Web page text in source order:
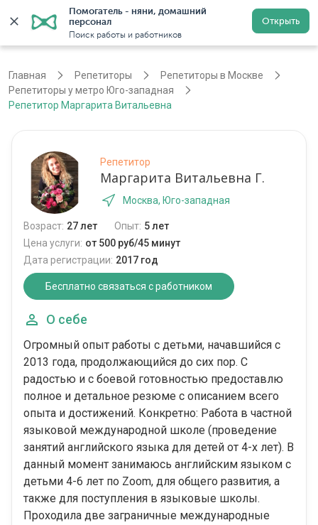
Помогатель - няни, домашний
персонал
Поиск работы и работников
Открыть
Регистрация
Главная Репетиторы
Репетиторы в Москве
Репетиторы у метро Юго-западная
Репетитор Маргарита Витальевна
Репетитор
Маргарита Витальевна Г.
Москва, Юго-западная
Возраст: 27 лет Опыт: 5 лет
Цена услуги: от 500 руб/45 минут
Дата регистрации: 2017 год
Бесплатно связаться с работником
О себе
Огромный опыт работы с детьми, начавшийся с
2013 года, продолжающийся до сих пор. С
радостью и с боевой готовностью предоставлю
полное и детальное резюме с описанием всего
опыта и достижений. Конкретно: Работа в частной
языковой международной школе (проведение
занятий английского языка для детей от 4-х лет). В
данный момент занимаюсь английским языком с
детьми 4-6 лет по Zoom, для общего развития, а
также для поступления в языковые школы.
Проходила две заграничные международные